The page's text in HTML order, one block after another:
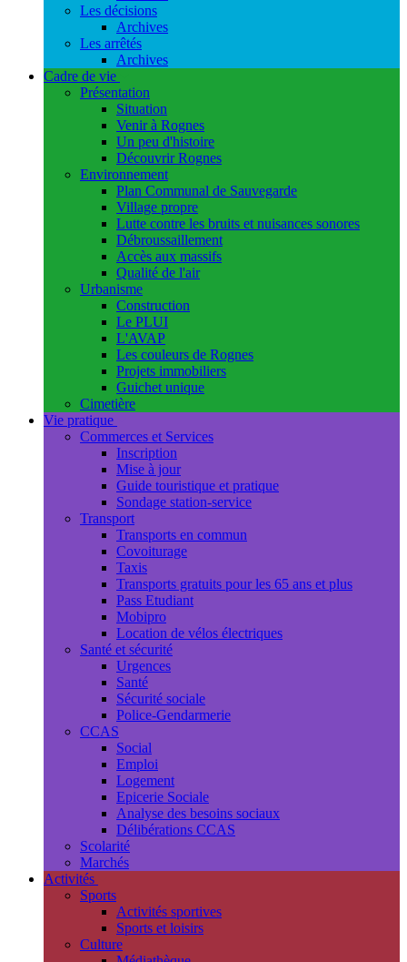
Les décisions
Archives
Les arrêtés
Archives
Cadre de vie
Présentation
Situation
Venir à Rognes
Un peu d'histoire
Découvrir Rognes
Environnement
Plan Communal de Sauvegarde
Village propre
Lutte contre les bruits et nuisances sonores
Débroussaillement
Accès aux massifs
Qualité de l'air
Urbanisme
Construction
Le PLUI
L'AVAP
Les couleurs de Rognes
Projets immobiliers
Guichet unique
Cimetière
Vie pratique
Commerces et Services
Inscription
Mise à jour
Guide touristique et pratique
Sondage station-service
Transport
Transports en commun
Covoiturage
Taxis
Transports gratuits pour les 65 ans et plus
Pass Etudiant
Mobipro
Location de vélos électriques
Santé et sécurité
Urgences
Santé
Sécurité sociale
Police-Gendarmerie
CCAS
Social
Emploi
Logement
Epicerie Sociale
Analyse des besoins sociaux
Délibérations CCAS
Scolarité
Marchés
Activités
Sports
Activités sportives
Sports et loisirs
Culture